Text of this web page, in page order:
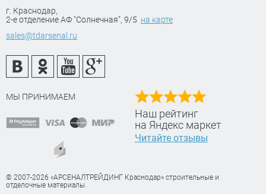
г. Краснодар,
2-е отделение АФ "Солнечная", 9/5 на карте
sales@tdarsenal.ru
МЫ ПРИНИМАЕМ
Наш рейтинг
на Яндекс маркет
Читайте отзывы
© 2007-2026 «АРСЕНАЛТРЕЙДИНГ Краснодар» строительные и
отделочные материалы.